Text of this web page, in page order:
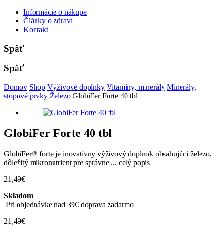
Informácie o nákupe
Články o zdraví
Kontakt
Späť
Späť
Domov Shop Výživové doplnky Vitamíny, minerály Minerály,
stopové prvky Železo GlobiFer Forte 40 tbl
GlobiFer Forte 40 tbl
GlobiFer® forte je inovatívny výživový doplnok obsahujúci železo,
dôležitý mikronutrient pre správne ... celý popis
21,49€
Skladom
Pri objednávke nad 39€ doprava zadarmo
21,49€